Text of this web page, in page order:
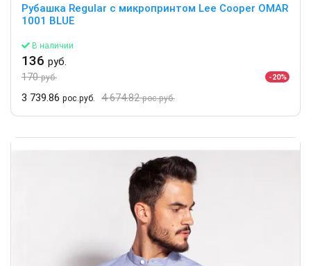
Рубашка Regular с микропринтом Lee Cooper OMAR
1001 BLUE
В наличии
136 руб.
170руб. -20%
3 739.86 рос.руб. 4 674.82рос.руб.